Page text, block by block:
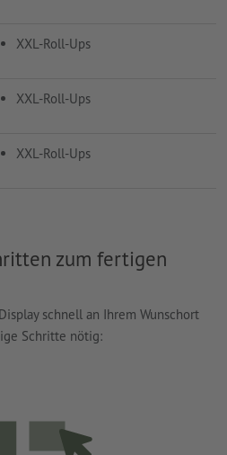
XXL-Roll-Ups
XXL-Roll-Ups
XXL-Roll-Ups
zum fertigen
schnell an Ihrem Wunschort
Schritte nötig: